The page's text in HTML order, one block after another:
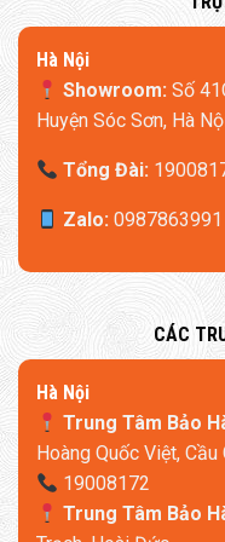
Kết nối App Mijia:
Máy sưởi Xiaomi Mijia
được tích hợp khả năng
dùng hoàn toàn có thể
xa một cách dễ dàng.
bạn cần làm ấm nhanh
Hà Nội
Showroom:Số
Huyện Sóc Sơn, Hà
Tổng Đài:
Zalo:0987863991
​CÁC
​Hà Nội
Trung Tâm Bảo
Hoàng Quốc Việt, Cầu
19008172
Trung Tâm Bảo